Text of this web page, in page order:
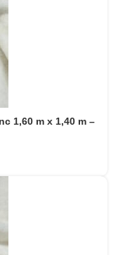
1,60 m x 1,40 m –